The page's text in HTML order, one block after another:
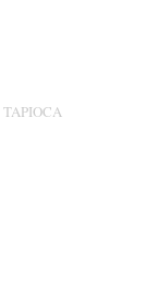
TAPIOCA